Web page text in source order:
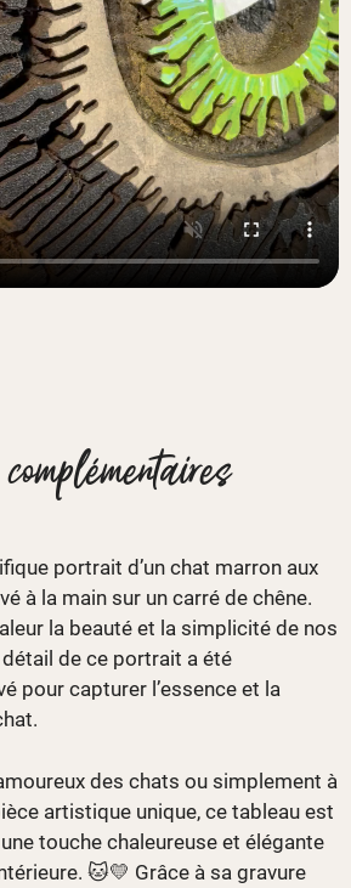
portrait d’un chat marron aux
à la main sur un carré de chêne.
la beauté et la simplicité de nos
de ce portrait a été
pour capturer l’essence et la
des chats ou simplement à
artistique unique, ce tableau est
touche chaleureuse et élégante
🐱💛 Grâce à sa gravure